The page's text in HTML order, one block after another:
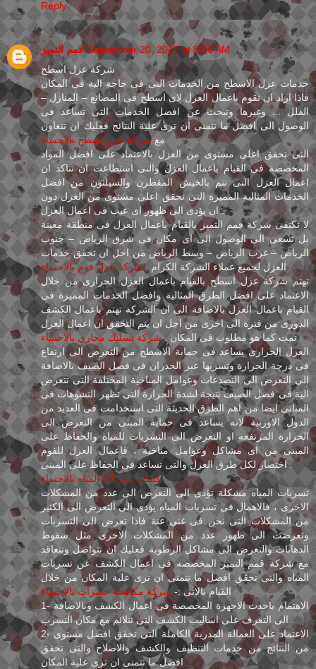
Reply
قمم التميز September 20, 2017 at 8:56 AM
شركة عزل اسطح
خدمات عزل الاسطح من الخدمات التى فى حاجة الية فى المكان
فاذا اراد ان تقوم باعمال العزل لاى اسطح فى المصانع – المنازل –
الفلل ... وغيرها وتبحث عن افضل الخدمات التى تساعد فى
الوصول الى افضل ما تتمنى ان ترى علية النتائج فعليك ان تتعاون
مع شركة عزل اسطح بالاحساء
التى تحقق اعلى مستوى من العزل بالاعتماد على افضل المواد
المخصصة فى القيام باعمال العزل والتى استطاعت ان تتاكد ان
اعمال العزل التى تتم بالخيش المقطرن والسيلتون من افضل
الخدمات المثالية المميزة التى تحقق اعلى مستوى من العزل دون
ان يؤدى الى ظهور اى عيب فى اعمال العزل .
لا تكتفى شركة قمم التميز بالقيام باعمال العزل فى منطقة معينة
بل تسعى الى الوصول الى اى مكان فى شرق الرياض – جنوب
الرياض – غرب الرياض – وسط الرياض من اجل ان تحقق خدمات
العزل لجميع عملاء الشركة الكرام .شركة عزل فوم بالاحساء
تهتم شركة عزل اسطح بالقيام باعمال العزل الحرارى من خلال
الاعتماد على افضل الطرق المثالية وافضل الخدمات المميزة فى
القيام باعمال العزل بالاضافة الى ان الشركة تهتم باعمال الكشف
الدورى من فترة الى اخرى من اجل ان يتم التحقق ان اعمال العزل
تمت كما هو مطلوب فى المكان .شركة تسليك مجاري بالاحساء
العزل الحرارى يساعد فى حماية الاسطح من التعرض الى ارتفاع
فى درجة الحرارة وتسربها عبر الجدران فى فصل الصيف بالاضافة
الى التعرض الى التصدعات وعوامل المناخية المختلفة التى تتعرض
الية فى فصل الصيف نتيجة لشدة الحرارة التى تظهر التشوهات فى
المبانى ايضا من اهم الطرق الحديثة التى استخدامت فى العديد من
الدول الاوربية لانه يساعد فى حماية المبنى من التعرض الى
الحرارة المرتفعه او التعرض الى التسربات للمياة والحفاظ على
المبنى من اى مشاكل وعوامل مناخية ، فاعمال العزل للفوم
اختصار لكل طرق العزل والتى تساعد فى الحفاظ على المبنى .
كشف تسربات المياه بالاحساء
تسربات المياه مشكلة تؤدى الى التعرض الى عدد من المشكلات
الاخرى ، فالاهمال فى تسربات المياه يؤدى الى التعرض الى الكثير
من المشكلات التى نحن فى غنى عنة فاذا تعرض الى التسربات
وتعرضت الى ظهور عدد من المشكلات الاخرى مثل سقوط
الدهانات والتعرض الى مشاكل الرطوبة فعليك ان تتواصل وتتعاقد
مع شركة قمم التميز المخصصه فى اعمال الكشف عن تسربات
المياه والتى تحقق افضل ما تتمنى ان ترى علية المكان من خلال
القيام بالاتى :- شركة مكافحة حشرات بالاحساء
1- الاهتمام باحدث الاجهزة المخصصة فى اعمال الكشف وبالاضافة
الى التعرف على اساليب الكشف التى تتلائم مع مكان التسرب .
2- الاعتماد على العمالة المدربة الكاملة التى تحقق افضل مستوى
من النتائج من خدمات التنظيف والكشف والاصلاح والتى تحقق
افضل ما تتمنى ان ترى علية المكان .